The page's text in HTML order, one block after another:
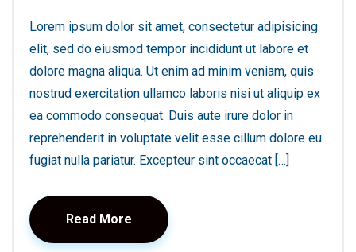
Lorem ipsum dolor sit amet, consectetur adipisicing
elit, sed do eiusmod tempor incididunt ut labore et
dolore magna aliqua. Ut enim ad minim veniam, quis
nostrud exercitation ullamco laboris nisi ut aliquip ex
ea commodo consequat. Duis aute irure dolor in
reprehenderit in voluptate velit esse cillum dolore eu
fugiat nulla pariatur. Excepteur sint occaecat […]
Read More